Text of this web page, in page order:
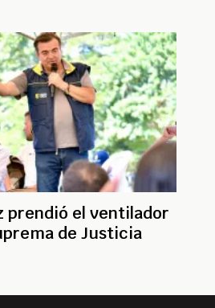
prendió el ventilador
de Justicia